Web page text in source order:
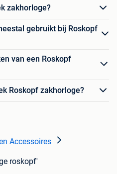
zakhorloge?
gebruikt bij Roskopf
van een Roskopf
Roskopf zakhorloge?
Accessoires
roskopf'